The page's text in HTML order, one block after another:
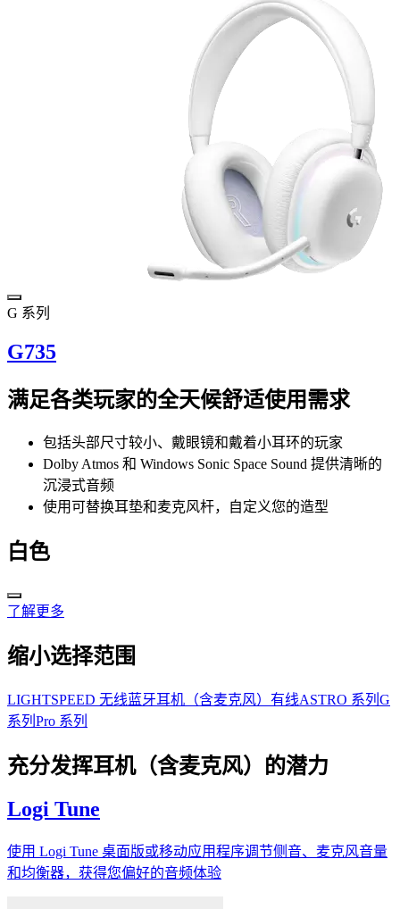
G 系列
G735
满足各类玩家的全天候舒适使用需求
包括头部尺寸较小、戴眼镜和戴着小耳环的玩家
Dolby Atmos 和 Windows Sonic Space Sound 提供清晰的
沉浸式音频
使用可替换耳垫和麦克风杆，自定义您的造型
白色
了解更多
缩小选择范围
LIGHTSPEED 无线蓝牙耳机（含麦克风） 有线ASTRO 系列 G
系列 Pro 系列
充分发挥耳机（含麦克风）的潜力
Logi Tune
使用 Logi Tune 桌面版或移动应用程序调节侧音、麦克风音量
和均衡器，获得您偏好的音频体验